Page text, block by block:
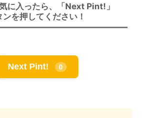
に入ったら、「Next Pint!」
ンを押してください！
Next Pint! 0